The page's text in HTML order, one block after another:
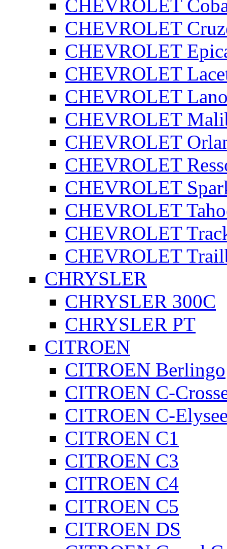
CHEVROLET
CHEVROLET
CHEVROLET
CHEVROLET
CHEVROLET
CHEVROLET
CHEVROLET
CHEVROLET
CHEVROLET
CHEVROLET
CHEVROLET
CHEVROLET
CHRYSLER
CHRYSLER 300C
CHRYSLER PT
CITROEN
CITROEN Berlingo
CITROEN C-
CITROEN C-
CITROEN C1
CITROEN C3
CITROEN C4
CITROEN C5
CITROEN DS